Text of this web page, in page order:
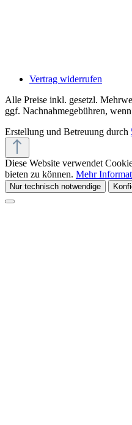
Vertrag widerrufen
Alle Preise inkl. gesetzl.
ggf. Nachnahmegebühren,
Erstellung und Betreuung durch
Diese Website verwendet
bieten zu können. Mehr
Nur technisch notwendige